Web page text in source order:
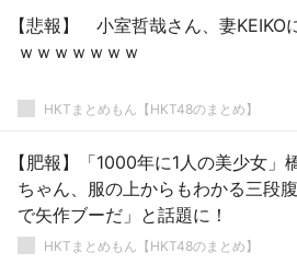
【悲報】 小室哲哉さん、妻KEIKO
ｗｗｗｗｗｗｗ
HKTまとめもん【HKT48のまとめ】
【肥報】「1000年に1人の美少女」
ちゃん、服の上からもわかる三段
で矢作ブーだ」と話題に！
HKTまとめもん【HKT48のまとめ】